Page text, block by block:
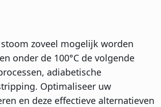
zoveel mogelijk worden
onder de 100°C de volgende
adiabetische
Optimaliseer uw
en deze effectieve alternatieven